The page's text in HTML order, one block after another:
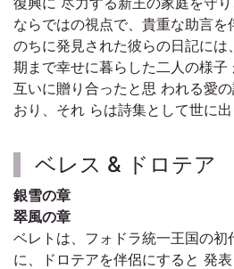
ならではの視点で、貴重な助言を
のちに発見された彼らの日記に
期まで幸せに暮らした二人の様子
互いに贈り合ったと思 われる愛
おり、それ らは詩集として世に出
ベレス & ドロテア
銀雪の章
翠風の章
ベレトは、フォドラ統一王国の
に、ドロテアを伴侶にすると 発